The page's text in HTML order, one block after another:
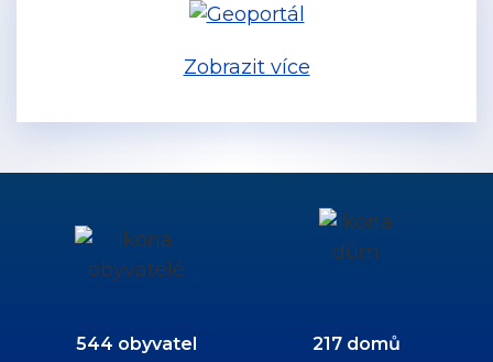
Zobrazit více
544 obyvatel 217 domů